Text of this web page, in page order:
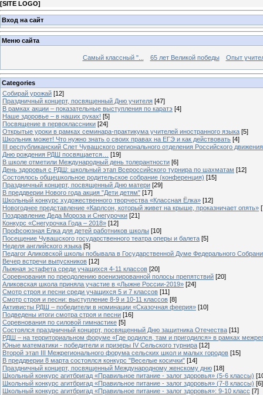
[SITE LOGO]
Вход на сайт
Меню сайта
Самый классный "... 65 лет Великой победы Опыт
Categories
Собирай урожай [12]
Праздничный концерт, посвященный Дню учителя [47]
В рамках акции – показательные выступления по каратэ [4]
Наше здоровье – в наших руках! [5]
Посвящение в первоклассники [24]
Открытые уроки в рамках семинара-практикума учителей иностранного языка [5]
Школьник может! Что нужно знать о своих правах на ЕГЭ и как действовать [4]
III республиканский Слет Чувашского регионального отделения Российского
Дню рождения РДШ посвящается…
[19]
В школе отметили Международный день толерантности [6]
День здоровья с РДШ: школьный этап Всероссийского турнира по шахматам [12]
Состоялось общешкольное родительское собрание (конференция) [15]
Праздничный концерт, посвященный Дню матери [29]
В преддверии Нового года акция "Дети детям" [17]
Школьный конкурс художественного творчества «Классная Ёлка» [12]
Новогоднее представление «Карлсон, который живет на крыше, проказничает опять»
Поздравление Деда Мороза и Снегурочки [21]
Конкурс «Снегурочка Года – 2018» [12]
Профсоюзная Елка для детей работников школы [10]
Посещение Чувашского государственного театра оперы и балета [5]
Неделя английского языка [5]
Педагог Аликовской школы побывала в Государственной Думе Федерального
Вечер встречи выпускников [12]
Лыжная эстафета среди учащихся 4-11 классов [20]
Cоревнования по преодолению военизированной полосы препятствий [20]
Аликовская школа приняла участие в «Лыжне России-2019» [24]
Смотр строя и песни среди учащихся 5 и 7 классов [11]
Смотр строя и песни: выступление 8-9 и 10-11 классов [8]
Активисты РДШ – победители в номинации «Сказочная феерия» [10]
Подведены итоги смотра строя и песни [16]
Соревнования по силовой гимнастике [5]
Состоялся праздничный концерт, посвященный Дню защитника Отечества [11]
РДШ – на территориальном форуме «Где родился, там и пригодился» в рамках
Юные математики - победители и призеры IV Сельского турнира [12]
Второй этап III Межрегионального форума сельских школ и малых городов [15]
В преддверии 8 марта состоялся конкурс "Веселые косички" [14]
Праздничный концерт, посвященный Международному женскому дню [18]
Школьный конкурс агитбригад «Правильное питание - залог здоровья» (5-6 классы)
Школьный конкурс агитбригад «Правильное питание - залог здоровья» (7-8 классы) [6]
Школьный конкурс агитбригад «Правильное питание - залог здоровья»: 9-10 класс [7]